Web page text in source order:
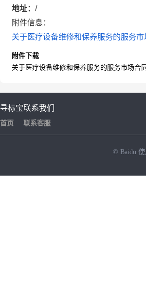
地址： /
附件信息：
关于医疗设备维修和保养服务的服务
附件下载
关于医疗设备维修和保养服务的服务市场合
寻标宝
首页
联系我们
联系客服
© Baidu